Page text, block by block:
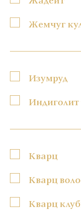
Жемчуг
Изумруд
Кварц
Кварц
Кварц